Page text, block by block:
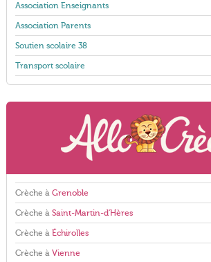
Association Enseignants
Association Parents
Soutien scolaire 38
Transport scolaire
Crèche à Grenoble
Crèche à Saint-Martin-d'Hères
Crèche à Échirolles
Crèche à Vienne